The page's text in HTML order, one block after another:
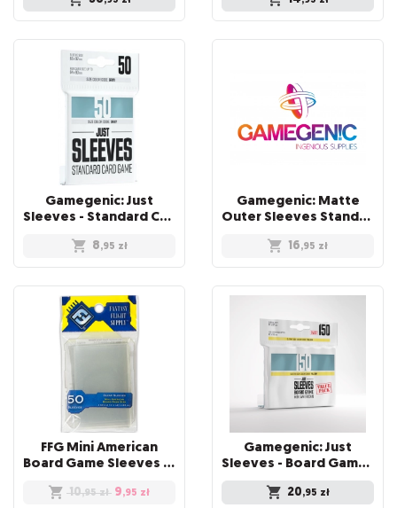
Gamegenic: Just
Sleeves - Standard Card Game Sleeves (66x91 mm), 50 sztuk
8,95 zł
Gamegenic: Matte
Outer Sleeves Standard (66x91 mm), 50 sztuk
16,95 zł
FFG Mini American
Board Game Sleeves 50
10,95 zł 9,95 zł
Gamegenic: Just
Sleeves - Board Game Sleeves (44 x 67 mm) 150 sztuk, Clear
20,95 zł